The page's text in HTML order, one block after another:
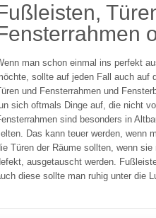
man schon einmal ins perfekt
sollte auf jeden Fall auch auf
und Fensterrahmen und
sich oftmals Dinge auf, die nicht
sind besonders in
Das kann teuer werden, wenn
Türen der Räume sollten, wenn
ausgetauscht werden.
diese sollte man ruhig unter die